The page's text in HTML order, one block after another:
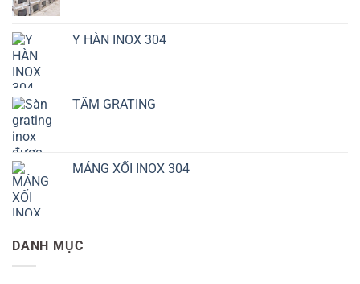
Y HÀN INOX 304
TẤM GRATING
MÁNG XỐI INOX 304
DANH MỤC